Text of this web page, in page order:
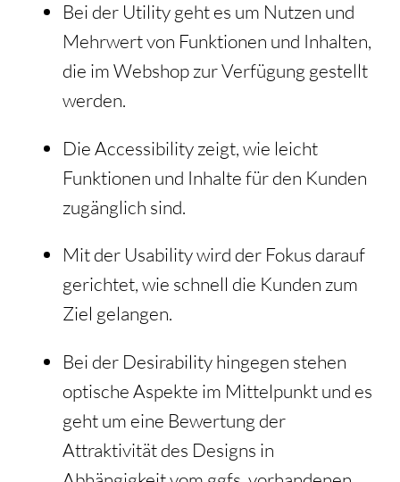
Bei der Utility geht es um Nutzen und
Mehrwert von Funktionen und Inhalten,
die im Webshop zur Verfügung gestellt
werden.
Die Accessibility zeigt, wie leicht
Funktionen und Inhalte für den Kunden
zugänglich sind.
Mit der Usability wird der Fokus darauf
gerichtet, wie schnell die Kunden zum
Ziel gelangen.
Bei der Desirability hingegen stehen
optische Aspekte im Mittelpunkt und es
geht um eine Bewertung der
Attraktivität des Designs in